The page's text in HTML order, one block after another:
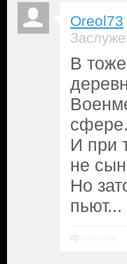
Oreol73
В
сфере.
И при
не
Но
пьют...